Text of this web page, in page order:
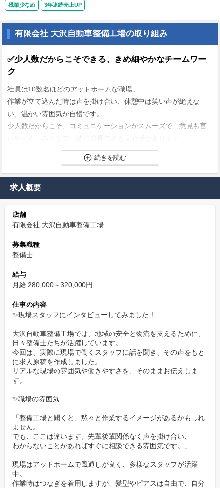
残業少なめ 3年連続売上UP
有限会社 大沢自動車整備工場の取り組み
✅少人数だからこそできる、きめ細やかなチームワー
ク
社員は10数名ほどのアットホームな職場。
作業が立て込んだ時は声を掛け合い、休憩中は笑い声が絶えな
い、温かい雰囲気が自慢です。
少人数だからこそ、コミュニケーションがスムーズで、意見も言
✅カジュアル面談実施中
当社のことをもっと知っていただくため、WEBにてカジュアル面
談も実施しています！
ご相談ください。
お互いのことを知り合うきっかけとして、ぜひ活用していただけ
ればと思います。
下記URLよりWeb面談予約をお願いします。
https://timerex.net/s/recruit.oosawajidosya_7384/6ab4c0bd
日曜祝日休み＋長期休暇もあり、無理なく働ける勤務体制が整っ
ています。
残業も少なめで、家庭や趣味の時間を大切にしながら働くことが
可能です。
✅家族も喜ぶ、社員割引制度
個人のスキルや資格、勤続への姿勢をしっかり評価し、様々な手
当で応えて社員本人はもちろん、ご家族の車検・点検も割引価格
「大沢で働いてくれてありがとう」と家族に言ってもらえる、そ
んな温かい環境です。
求人概要
店舗
有限会社 大沢自動車整備工場
募集職種
整備士
給与
月給 280,000～320,000円
仕事の内容
✨現場スタッフにインタビューしてみました！
大沢自動車整備工場では、地域の安全と物流を支えるために、
日々整備士たちが活躍しています。
今回は、実際に現場で働くスタッフに話を聞き、その声をもと
に求人原稿を作成しました。
リアルな現場の雰囲気や働きやすさを、そのままお伝えしま
す。
✨職場の雰囲気
「整備工場と聞くと、黙々と作業するイメージがあるかもしれ
ません。
でも、ここは違います。先輩後輩関係なく声を掛け合い、
わからないことがあればすぐに相談できる雰囲気です。」
現場はアットホームで風通しが良く、多様なスタッフが活躍
中。
作業時はつなぎを着用しますが、髪型やピアスは自由で、自分